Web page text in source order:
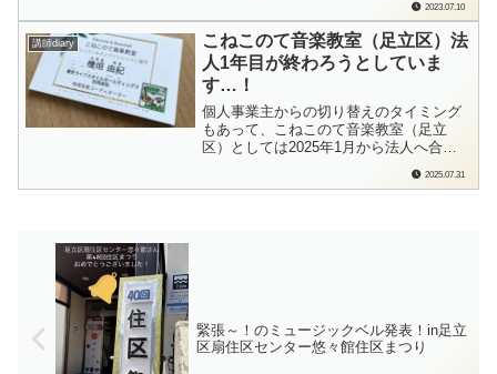
す。毎月月末に「買って本当に良かった
もの」というブログを書いていますが、
このプライムデー期間は「セールになっ
たら買うぞ！」というものを一気に...
2023.07.10
講師diary
こねこのて音楽教室（足立区）法
人1年目が終わろうとしていま
す…！
個人事業主からの切り替えのタイミング
もあって、こねこのて音楽教室（足立
区）としては2025年1月から法人へ合流
という感じではありましたが、無事（無
事？）法人化1年目が終わろうとしていま
2025.07.31
緊張～！のミュージックベル発表！in足立
区扇住区センター悠々館住区まつり